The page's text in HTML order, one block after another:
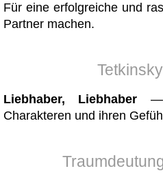
Für eine erfolgreiche und
Partner machen.
Liebhaber, Liebhaber —
Charakteren und ihren